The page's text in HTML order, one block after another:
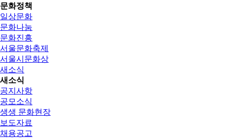
문화정책
일상문화
문화나눔
문화진흥
서울문화축제
서울시문화상
새소식
새소식
공지사항
공모소식
생생 문화현장
보도자료
채용공고